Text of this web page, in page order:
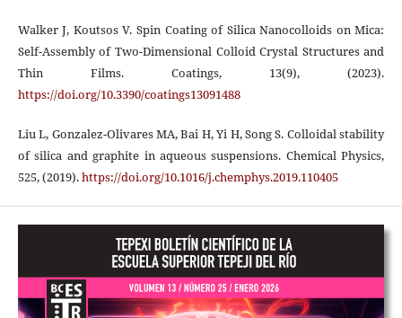
Walker J, Koutsos V. Spin Coating of Silica Nanocolloids on Mica:
Self-Assembly of Two-Dimensional Colloid Crystal Structures and
Thin Films. Coatings, 13(9), (2023).
https://doi.org/10.3390/coatings13091488
Liu L, Gonzalez-Olivares MA, Bai H, Yi H, Song S. Colloidal stability
of silica and graphite in aqueous suspensions. Chemical Physics,
525, (2019).https://doi.org/10.1016/j.chemphys.2019.110405